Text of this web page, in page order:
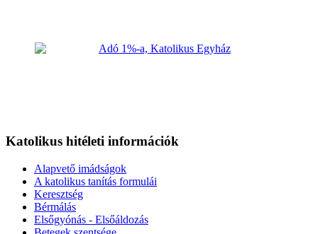
Katolikus hitéleti információk
Alapvető imádságok
A katolikus tanítás formulái
Keresztség
Bérmálás
Elsőgyónás - Elsőáldozás